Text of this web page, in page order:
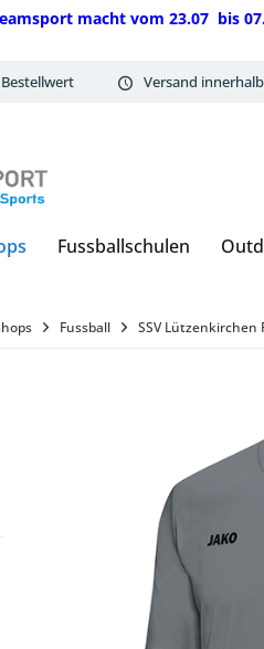
macht vom 23.07 bis
Versand
Fussballschulen
Fussball SSV Lützenkirchen